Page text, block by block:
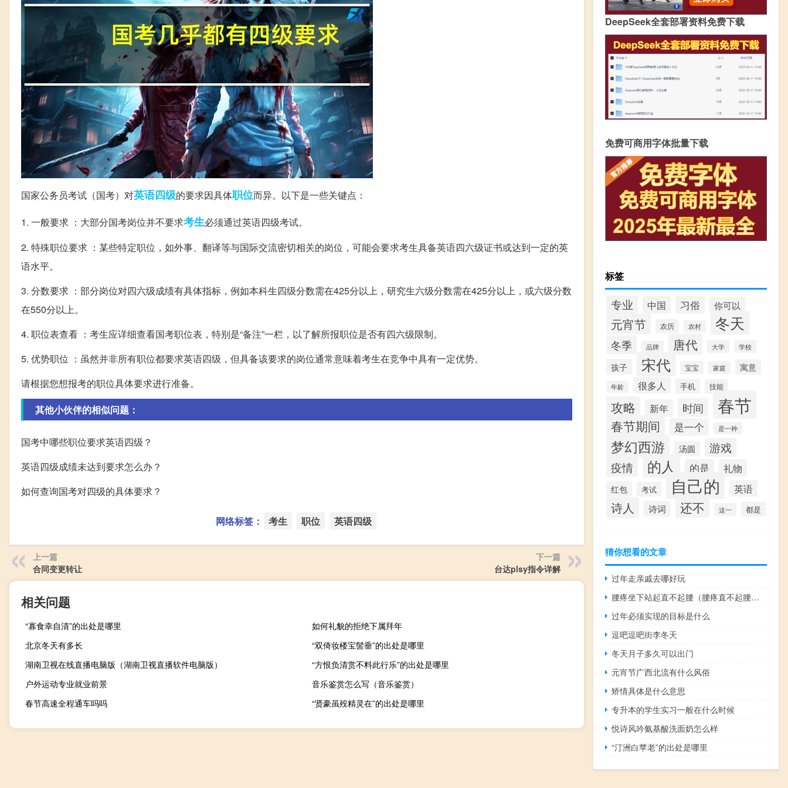
国家公务员考试（国考）对英语四级的要求因具体职位而异。以下是一些关键点：
1. 一般要求 ：大部分国考岗位并不要求考生必须通过英语四级考试。
2. 特殊职位要求 ：某些特定职位，如外事、翻译等与国际交流密切相关的岗位，可能会要求考生具备英语四六级证书或达到一定的英
语水平。
3. 分数要求 ：部分岗位对四六级成绩有具体指标，例如本科生四级分数需在425分以上，研究生六级分数需在425分以上，或六级分数
在550分以上。
4. 职位表查看 ：考生应详细查看国考职位表，特别是“备注”一栏，以了解所报职位是否有四六级限制。
5. 优势职位 ：虽然并非所有职位都要求英语四级，但具备该要求的岗位通常意味着考生在竞争中具有一定优势。
请根据您想报考的职位具体要求进行准备。
其他小伙伴的相似问题：
国考中哪些职位要求英语四级？
英语四级成绩未达到要求怎么办？
如何查询国考对四级的具体要求？
网络标签： 考生 职位 英语四级
上一篇
合同变更转让
下一篇
台达plsy指令详解
相关问题
“寡食幸自清”的出处是哪里
如何礼貌的拒绝下属拜年
北京冬天有多长
“双倚妆楼宝髻垂”的出处是哪里
湖南卫视在线直播电脑版（湖南卫视直播软件电脑版）
“方恨负清赏不料此行乐”的出处是哪里
户外运动专业就业前景
音乐鉴赏怎么写（音乐鉴赏）
春节高速全程通车吗吗
“贤豪虽殁精灵在”的出处是哪里
DeepSeek全套部署资料免费下载
免费可商用字体批量下载
标签
专业 中国 习俗 你可以
元宵节 农历 农村 冬天
冬季 品牌 唐代 大学 学校
孩子 宋代 宝宝 家庭 寓意
年龄 很多人 手机 技能
攻略 新年 时间 春节
春节期间 是一个 是一种
梦幻西游 汤圆 游戏
疫情 的人 的是 礼物
红包 考试 自己的 英语
诗人 诗词 还不 这一 都是
猜你想看的文章
过年走亲戚去哪好玩
腰疼坐下站起直不起腰（腰疼直不起腰怎么办）
过年必须实现的目标是什么
逗吧逗吧街李冬天
冬天月子多久可以出门
元宵节广西北流有什么风俗
矫情具体是什么意思
专升本的学生实习一般在什么时候
悦诗风吟氨基酸洗面奶怎么样
“汀洲白苹老”的出处是哪里